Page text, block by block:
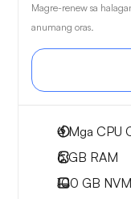
Magre-renew sa
anumang oras.
4Mga CPU
6 GB RAM
100 GB